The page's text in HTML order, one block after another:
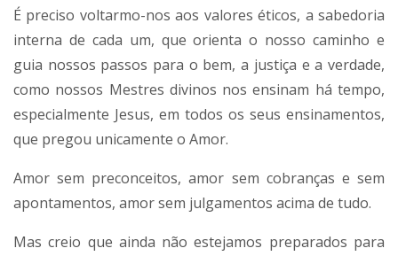
É preciso voltarmo-nos aos valores éticos, a sabedoria
interna de cada um, que orienta o nosso caminho e
guia nossos passos para o bem, a justiça e a verdade,
como nossos Mestres divinos nos ensinam há tempo,
especialmente Jesus, em todos os seus ensinamentos,
que pregou unicamente o Amor.
Amor sem preconceitos, amor sem cobranças e sem
apontamentos, amor sem julgamentos acima de tudo.
Mas creio que ainda não estejamos preparados para